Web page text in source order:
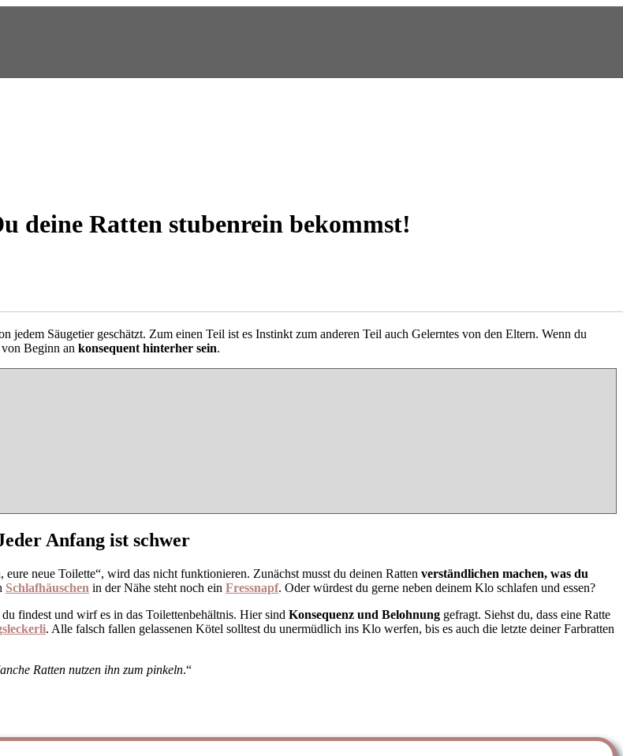
deine Ratten stubenrein bekommst!
Säugetier geschätzt. Zum einen Teil ist es Instinkt zum anderen Teil auch Gelerntes von den Eltern. Wenn du
Beginn an konsequent hinterher sein.
Anfang ist schwer
neue Toilette“, wird das nicht funktionieren. Zunächst musst du deinen Ratten verständlichen machen, was du
Schlafhäuschen in der Nähe steht noch ein Fressnapf. Oder würdest du gerne neben deinem Klo schlafen und essen?
findest und wirf es in das Toilettenbehältnis. Hier sind Konsequenz und Belohnung gefragt. Siehst du, dass eine Ratte
. Alle falsch fallen gelassenen Kötel solltest du unermüdlich ins Klo werfen, bis es auch die letzte deiner Farbratten
Ratten nutzen ihn zum pinkeln.“